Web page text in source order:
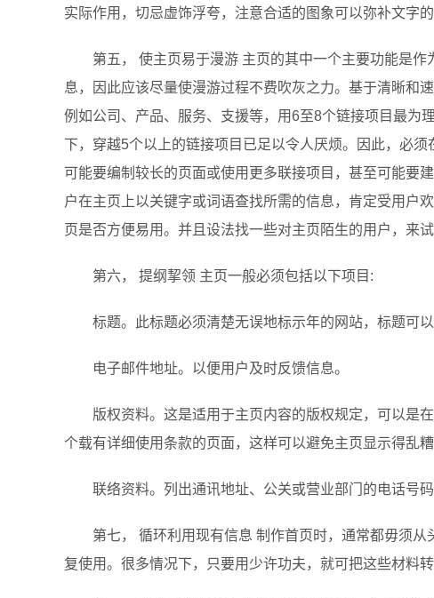
实际作用，切忌虚饰浮夸，注意合适的图象可以弥补文字的
第五， 使主页易于漫游 主页的其中一个主要功能是作
息，因此应该尽量使漫游过程不费吹灰之力。基于清晰和
例如公司、产品、服务、支援等，用6至8个链接项目最为
下，穿越5个以上的链接项目已足以令人厌烦。因此，必
可能要编制较长的页面或使用更多联接项目，甚至可能要
户在主页上以关键字或词语查找所需的信息，肯定受用户
页是否方便易用。并且设法找一些对主页陌生的用户，来
第六， 提纲挈领 主页一般必须包括以下项目:
标题。此标题必须清楚无误地标示年的网站，标题可以
电子邮件地址。以便用户及时反馈信息。
版权资料。这是适用于主页内容的版权规定，可以是
个载有详细使用条款的页面，这样可以避免主页显示得乱糟
联络资料。列出通讯地址、公关或营业部门的电话号码
第七， 循环利用现有信息 制作首页时，通常都毋须从
复使用。很多情况下，只要用少许功夫，就可把这些材料转